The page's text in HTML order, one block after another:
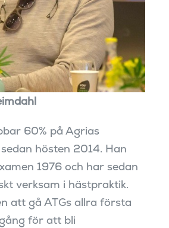
60% på Agrias
hösten 2014. Han
1976 och har sedan
verksam i hästpraktik.
att gå ATGs allra första
för att bli